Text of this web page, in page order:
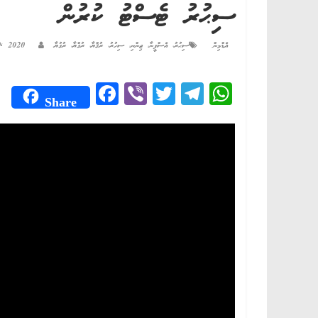
ސިޙުރު ޓެސްޓު ކުރުން
2020 އެޑްމިން ސިޙުރު، އެސްފީނާ، ޖިންނި، ސިހުރު، ރުޤްޔާ، ރުގްޔާ، ރުގުޔާ
Share Fa
ce
Vi
be
T
wi
Te
le ha